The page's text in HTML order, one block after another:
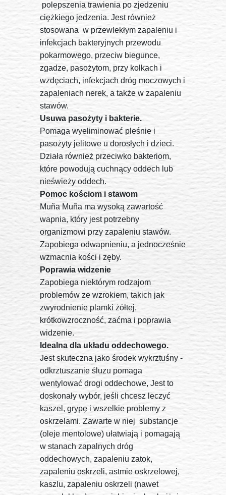
polepszenia trawienia po zjedzeniu
ciężkiego jedzenia. Jest również
stosowana w przewlekłym zapaleniu i
infekcjach bakteryjnych przewodu
pokarmowego, przeciw biegunce,
zgadze, pasożytom, przy kolkach i
wzdęciach, infekcjach dróg moczowych i
zapaleniach nerek, a także w zapaleniu
stawów.
Usuwa pasożyty i bakterie.
Pomaga wyeliminować pleśnie i
pasożyty jelitowe u dorosłych i dzieci.
Działa również przeciwko bakteriom,
które powodują cuchnący oddech lub
nieświeży oddech.
Pomoc kościom i stawom
Muña Muña ma wysoką zawartość
wapnia, który jest potrzebny
organizmowi przy zapaleniu stawów.
Zapobiega odwapnieniu, a jednocześnie
wzmacnia kości i zęby.
Poprawia widzenie
Zapobiega niektórym rodzajom
problemów ze wzrokiem, takich jak
zwyrodnienie plamki żółtej,
krótkowzroczność, zaćma i poprawia
widzenie.
Idealna dla układu oddechowego.
Jest skuteczna jako środek wykrztuśny -
odkrztuszanie śluzu pomaga
wentylować drogi oddechowe, Jest to
doskonały wybór, jeśli chcesz leczyć
kaszel, grypę i wszelkie problemy z
oskrzelami. Zawarte w niej substancje
(oleje mentolowe) ułatwiają i pomagają
w stanach zapalnych dróg
oddechowych, zapaleniu zatok,
zapaleniu oskrzeli, astmie oskrzelowej,
kaszlu, zapaleniu oskrzeli (nawet